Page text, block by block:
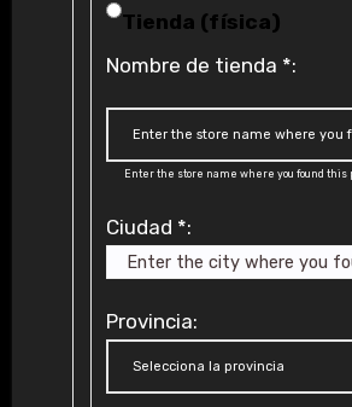
Tienda (física)
Nombre de tienda *:
Enter the store name where you found this
Ciudad *:
Provincia: